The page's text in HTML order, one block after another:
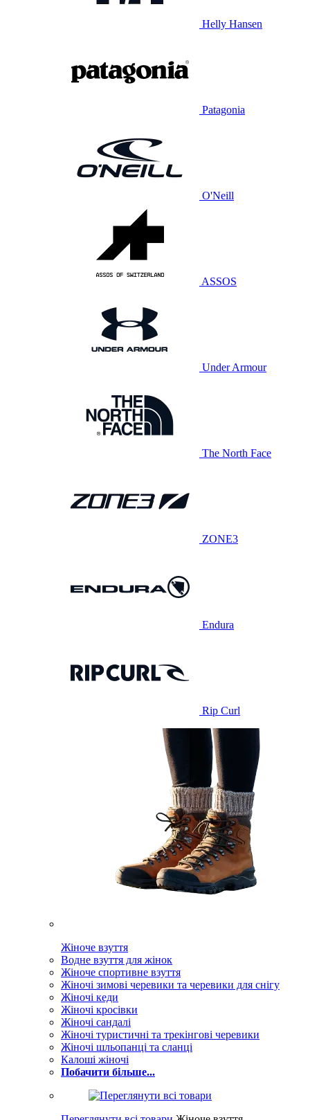
Helly Hansen
Patagonia
O'Neill
ASSOS
Under Armour
The North Face
ZONE3
Endura
Rip Curl
Жіноче взуття
Водне взуття для жінок
Жіноче спортивне взуття
Жіночі зимові черевики та черевики для снігу
Жіночі кеди
Жіночі кросівки
Жіночі сандалі
Жіночі туристичні та трекінгові черевики
Жіночі шльопанці та сланці
Калоші жіночі
Побачити більше...